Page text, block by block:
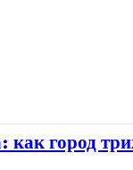
как город